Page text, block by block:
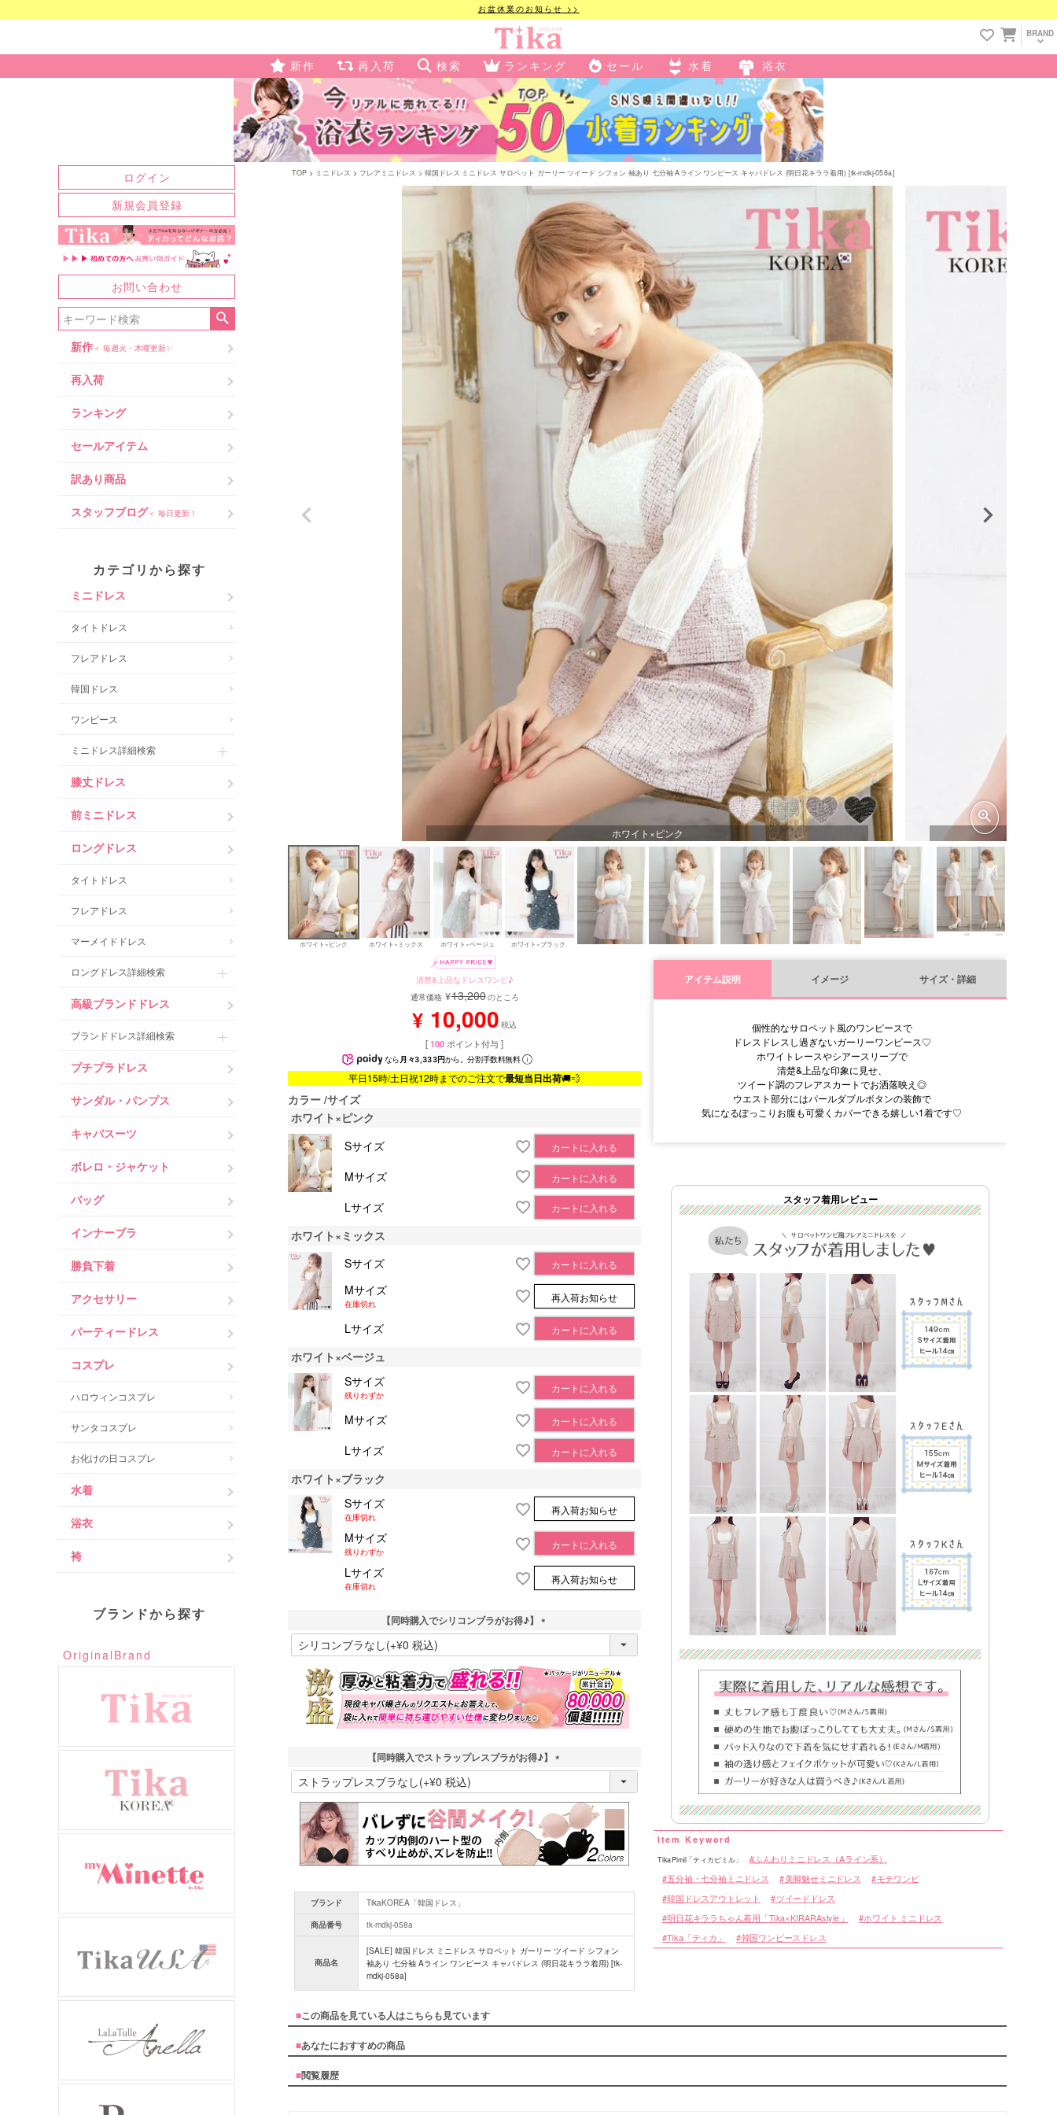
お盆休業のお知らせ >>
BRAND
新作 再入荷 検索 ランキング セール 水着 浴衣
ログイン
新規会員登録
お問い合わせ
新作＜ 毎週火・木曜更新✨
再入荷
ランキング
セールアイテム
訳あり商品
スタッフブログ＜ 毎日更新！
カテゴリから探す
ミニドレス
タイトドレス
フレアドレス
韓国ドレス
ワンピース
ミニドレス詳細検索
膝丈ドレス
前ミニドレス
ロングドレス
タイトドレス
フレアドレス
マーメイドドレス
ロングドレス詳細検索
高級ブランドドレス
ブランドドレス詳細検索
プチプラドレス
サンダル・パンプス
キャバスーツ
ボレロ・ジャケット
バッグ
インナーブラ
勝負下着
アクセサリー
パーティードレス
コスプレ
ハロウィンコスプレ
サンタコスプレ
お化けの日コスプレ
水着
浴衣
袴
ブランドから探す
OriginalBrand
TOP ミニドレス フレアミニドレス 韓国ドレス ミニドレス サロペット ガーリー ツイード シフォン 袖あり 七分袖 Aライン ワンピース キャバドレス (明日花キララ着用) [tk-mdkj-058a]
ホワイト×ピンク
ホワイト×ピンク ホワイト×ミックス ホワイト×ベージュ ホワイト×ブラック
清楚&上品なドレスワンピ♪
通常価格 ¥13,200のところ
¥ 10,000 税込
[100 ポイント付与 ]
なら 月々3,333円から。分割手数料無料
平日15時/土日祝12時までのご注文で最短当日出荷🚚💨
カラー サイズ
ホワイト×ピンク
Sサイズ
カートに入れる
Mサイズ カートに入れる
Lサイズ カートに入れる
ホワイト×ミックス
Sサイズ
カートに入れる
Mサイズ
在庫切れ
再入荷お知らせ
Lサイズ カートに入れる
ホワイト×ベージュ
Sサイズ
残りわずか
カートに入れる
Mサイズ カートに入れる
Lサイズ カートに入れる
ホワイト×ブラック
Sサイズ
在庫切れ
再入荷お知らせ
Mサイズ
残りわずか
カートに入れる
Lサイズ
在庫切れ
再入荷お知らせ
【同時購入でシリコンブラがお得♪】
(
必
須
)
【同時購入でストラップレスブラがお得♪】
(
必
須
)
ブランド
TikaKOREA「韓国ドレス」
商品番号
tk-mdkj-058a
商品名
[SALE] 韓国ドレス ミニドレス サロペット ガーリー ツイード シフォン
袖あり 七分袖 Aライン ワンピース キャバドレス (明日花キララ着用) [tk-
mdkj-058a]
アイテム説明 イメージ サイズ・詳細
個性的なサロペット風のワンピースで
ドレスドレスし過ぎないガーリーワンピース♡
ホワイトレースやシアースリーブで
清楚&上品な印象に見せ、
ツイード調のフレアスカートでお洒落映え◎
ウエスト部分にはパールダブルボタンの装飾で
気になるぽっこりお腹も可愛くカバーできる嬉しい1着です♡
■スペック表
スタッフ着用レビュー
TikaPimil「ティカピミル」 ふんわりミニドレス（Aライン系）
五分袖・七分袖ミニドレス 美脚魅せミニドレス モテワンピ
韓国ドレスアウトレット
ツイードドレス
明日花キララちゃん着用「Tika×KIRARAstyle」
ホワイト ミニドレス
Tika「ティカ」
韓国ワンピースドレス
■この商品を見ている人はこちらも見ています
■あなたにおすすめの商品
■閲覧履歴